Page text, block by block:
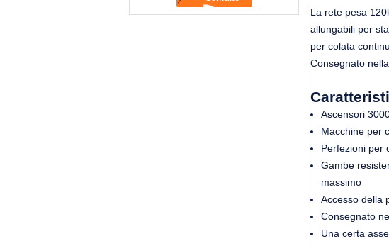
La rete pesa
allungabili per
per colata
Consegnato
Ascensori
Macchine per
Perfezioni per
Gambe
massimo
Accesso della
Consegnato
Una certa